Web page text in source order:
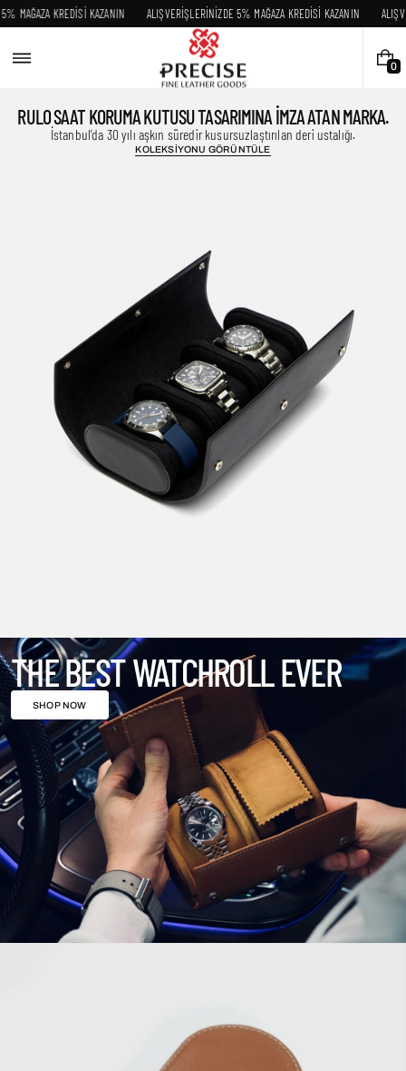
Skip
to
ALIŞVERİŞLERİNİZDE 5% MAĞAZA KREDİSİ KAZANIN
5% MAĞAZA KREDİSİ KAZANIN
0
0
RULO SAAT KORUMA KUTUSU TASARIMINA IMZA ATAN MARKA.
İstanbul’da 30 yılı aşkın süredir kusursuzlaştırılan deri ustalığı.
KOLEKSİYONU GÖRÜNTÜLE
THE BEST WATCHROLL EVER
SHOP NOW